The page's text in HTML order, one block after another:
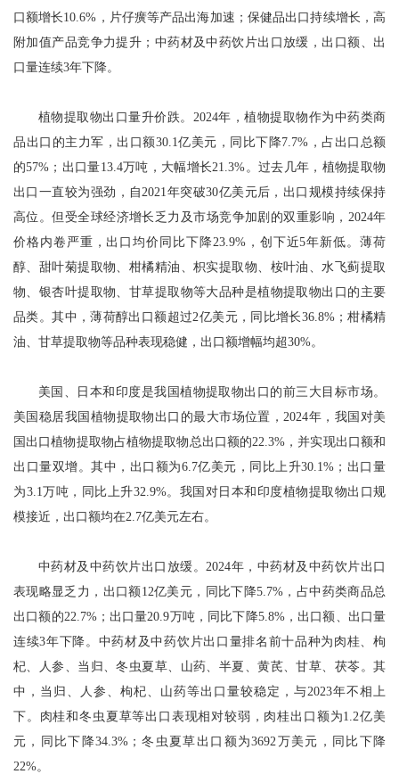
口额增长10.6%，片仔癀等产品出海加速；保健品出口持续增长，高
附加值产品竞争力提升；中药材及中药饮片出口放缓，出口额、出
口量连续3年下降。
植物提取物出口量升价跌。2024年，植物提取物作为中药类商
品出口的主力军，出口额30.1亿美元，同比下降7.7%，占出口总额
的57%；出口量13.4万吨，大幅增长21.3%。过去几年，植物提取物
出口一直较为强劲，自2021年突破30亿美元后，出口规模持续保持
高位。但受全球经济增长乏力及市场竞争加剧的双重影响，2024年
价格内卷严重，出口均价同比下降23.9%，创下近5年新低。薄荷
醇、甜叶菊提取物、柑橘精油、枳实提取物、桉叶油、水飞蓟提取
物、银杏叶提取物、甘草提取物等大品种是植物提取物出口的主要
品类。其中，薄荷醇出口额超过2亿美元，同比增长36.8%；柑橘精
油、甘草提取物等品种表现稳健，出口额增幅均超30%。
美国、日本和印度是我国植物提取物出口的前三大目标市场。
美国稳居我国植物提取物出口的最大市场位置，2024年，我国对美
国出口植物提取物占植物提取物总出口额的22.3%，并实现出口额和
出口量双增。其中，出口额为6.7亿美元，同比上升30.1%；出口量
为3.1万吨，同比上升32.9%。我国对日本和印度植物提取物出口规
模接近，出口额均在2.7亿美元左右。
中药材及中药饮片出口放缓。2024年，中药材及中药饮片出口
表现略显乏力，出口额12亿美元，同比下降5.7%，占中药类商品总
出口额的22.7%；出口量20.9万吨，同比下降5.8%，出口额、出口量
连续3年下降。中药材及中药饮片出口量排名前十品种为肉桂、枸
杞、人参、当归、冬虫夏草、山药、半夏、黄芪、甘草、茯苓。其
中，当归、人参、枸杞、山药等出口量较稳定，与2023年不相上
下。肉桂和冬虫夏草等出口表现相对较弱，肉桂出口额为1.2亿美
元，同比下降34.3%；冬虫夏草出口额为3692万美元，同比下降
22%。